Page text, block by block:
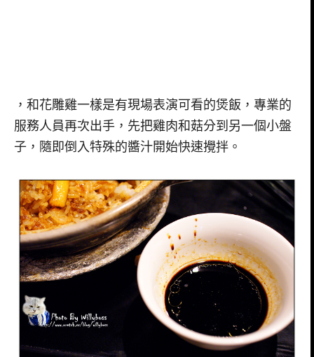
，和花雕雞一樣是有現場表演可看的煲飯，專業的
服務人員再次出手，先把雞肉和菇分到另一個小盤
子，隨即倒入特殊的醬汁開始快速攪拌。